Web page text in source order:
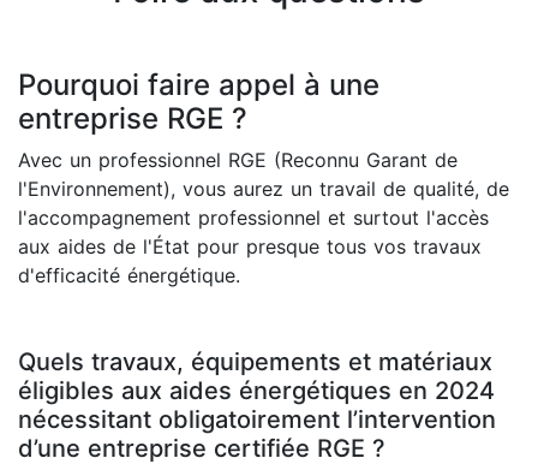
Pourquoi faire appel à une
entreprise RGE ?
Avec un professionnel RGE (Reconnu Garant de
l'Environnement), vous aurez un travail de qualité, de
l'accompagnement professionnel et surtout l'accès
aux aides de l'État pour presque tous vos travaux
d'efficacité énergétique.
Quels travaux, équipements et matériaux
éligibles aux aides énergétiques en 2024
nécessitant obligatoirement l’intervention
d’une entreprise certifiée RGE ?